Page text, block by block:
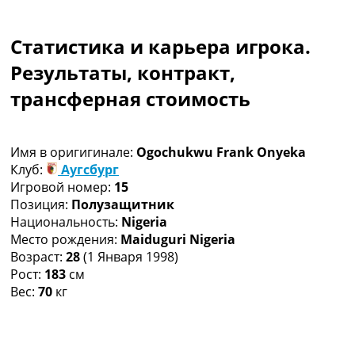
Чемпионат Мира
Украина. Премьер-Лига
Украина. Первая Лига
Лига Чемпионов
Другие Турниры >>>
Таблицы
Таблицы групп Чемпионата Мира
Украина. Премьер-Лига
Украина. Первая Лига
Лига Чемпионов. Таблицы групп
Англия. Премьер-Лига
Испания. Ла Лига
Статистика и карьера игрока.
Результаты, контракт,
трансферная стоимость
Имя в оригигинале: Ogochukwu Frank Onyeka
Клуб:
Аугсбург
Игровой номер: 15
Позиция: Полузащитник
Национальность: Nigeria
Место рождения: Maiduguri Nigeria
Возраст: 28(1 Января 1998)
Рост: 183 см
Вес: 70 кг